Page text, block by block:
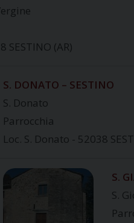
SESTINO (AR)
S. DONATO – SESTINO
S. Donato
Parrocchia
Loc. S. Donato - 52038
S.
S.